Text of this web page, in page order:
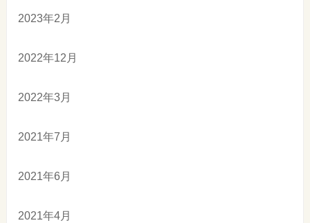
2023年2月
2022年12月
2022年3月
2021年7月
2021年6月
2021年4月